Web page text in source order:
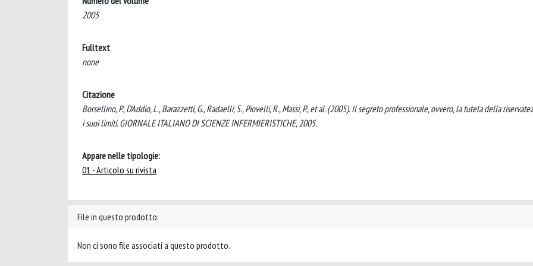
2005
Fulltext
none
Citazione
Borsellino, P., D'Addio, L., Barazzetti, G., Radaelli, S., Piovelli, R., Massi, P., et al. (2005). Il segreto professionale, ovvero, la tutela della
i suoi limiti. GIORNALE ITALIANO DI SCIENZE INFERMIERISTICHE, 2005.
Appare nelle tipologie:
01 - Articolo su rivista
File in questo prodotto:
Non ci sono file associati a questo prodotto.